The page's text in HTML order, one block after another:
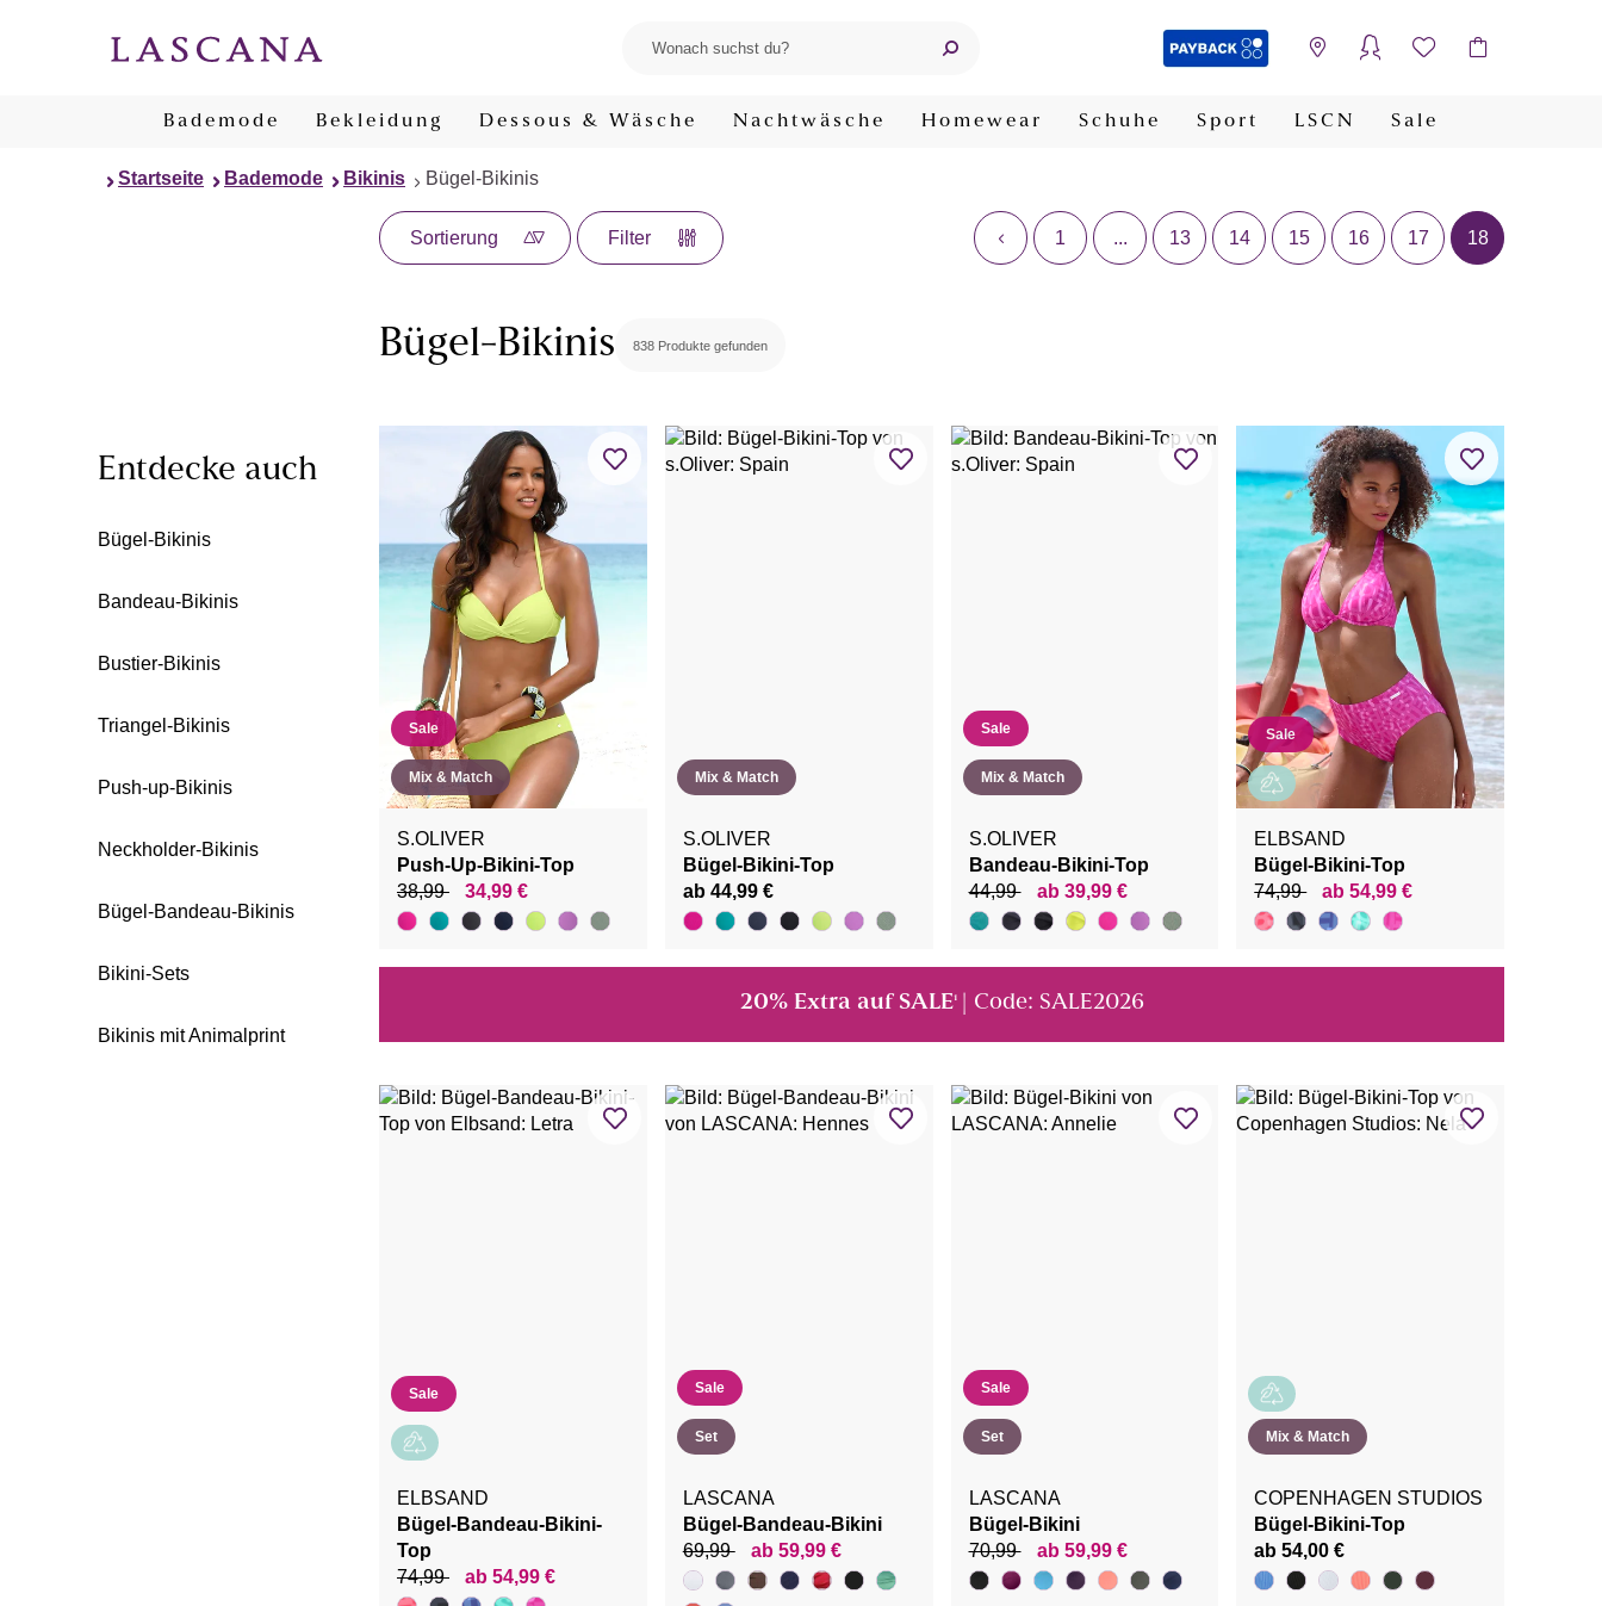
Bademode Bekleidung Dessous & Wäsche Nachtwäsche Homewear Schuhe Sport LSCN Sale
Startseite Bademode Bikinis Bügel-Bikinis
Entdecke auch
Bügel-Bikinis
Bandeau-Bikinis
Bustier-Bikinis
Triangel-Bikinis
Push-up-Bikinis
Neckholder-Bikinis
Bügel-Bandeau-Bikinis
Bikini-Sets
Bikinis mit Animalprint
Sortierung Filter 1 ... 13 14 15 16 17 18
Bügel-Bikinis 838 Produkte gefunden
Sale
Mix & Match
S.OLIVER
Push-Up-Bikini-Top
38,99
34,99 €
Mix & Match
S.OLIVER
Bügel-Bikini-Top
ab 44,99 €
Sale
Mix & Match
S.OLIVER
Bandeau-Bikini-Top
44,99
ab 39,99 €
Sale
ELBSAND
Bügel-Bikini-Top
74,99
ab 54,99 €
20% Extra auf SALE¹ | Code: SALE2026
Sale
ELBSAND
Bügel-Bandeau-Bikini-
Top
74,99
ab 54,99 €
Sale
Set
LASCANA
Bügel-Bandeau-Bikini
69,99
ab 59,99 €
Sale
Set
LASCANA
Bügel-Bikini
70,99
ab 59,99 €
Mix & Match
COPENHAGEN STUDIOS
Bügel-Bikini-Top
ab 54,00 €